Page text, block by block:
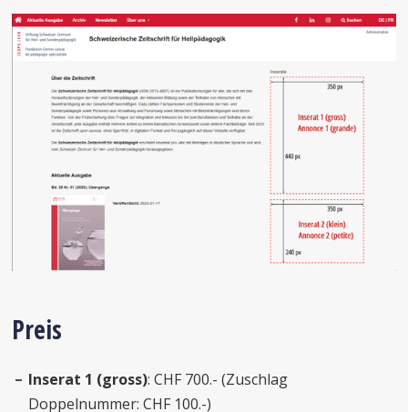
Preis
Inserat 1 (gross): CHF 700.- (Zuschlag
Doppelnummer: CHF 100.-)